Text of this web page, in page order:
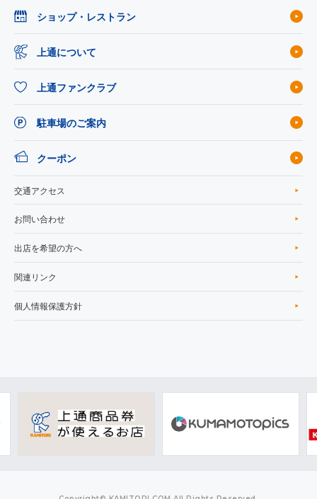
ショップ・レストラン
上通について
上通ファンクラブ
駐車場のご案内
クーポン
交通アクセス
お問い合わせ
出店を希望の方へ
関連リンク
個人情報保護方針